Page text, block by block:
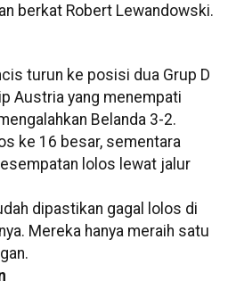
berkat Robert Lewandowski.
turun ke posisi dua Grup D
Austria yang menempati
Belanda 3-2.
ke 16 besar, sementara
lolos lewat jalur
dipastikan gagal lolos di
Mereka hanya meraih satu